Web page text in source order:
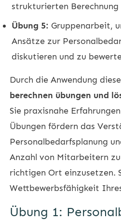
strukturierten Berechnung
Übung 5: Gruppenarbeit,
Ansätze zur
diskutieren und zu
Durch die Anwendung
berechnen übungen und
Sie praxisnahe
Übungen fördern das
Personalbedarfsplanung
Anzahl von Mitarbeitern
richtigen Ort einzusetzen.
Wettbewerbsfähigkeit
Übung 1: